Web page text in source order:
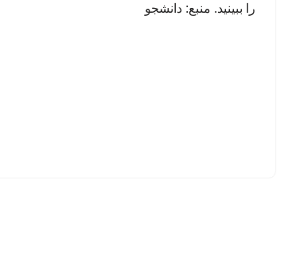
را ببینید. منبع: دانشجو